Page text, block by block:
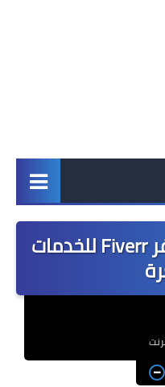
اخبار
ابل
اندرويد
مراجعات
تجربتي مع موقع فايفر Fiverr للخدمات